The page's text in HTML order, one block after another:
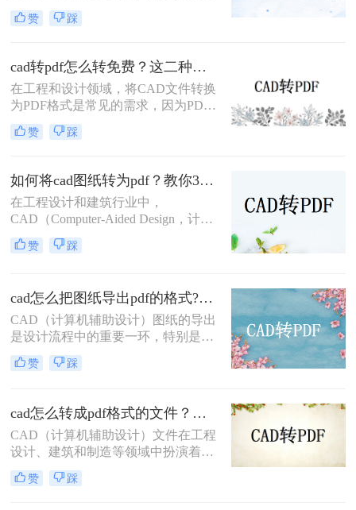
工程师在日常工作中经常遇到的需
求。PDF格式因其良好的兼容性和易
作伙伴交流的理想选择。那么cad转换
pdf怎么转换呢？本文将介绍两种将
CAD文件转换为PDF的高效方法。
赞 踩
cad转pdf怎么转免费？这二种转换方法帮你解决！
在工程和设计领域，将CAD文件转换
为PDF格式是常见的需求，因为PDF
格式便于查看、分享和打印。那么cad
转pdf怎么转免费呢？本文将介绍两种
松完成CAD转PDF的任务。
赞 踩
如何将cad图纸转为pdf？教你3种容易学会的方法!
在工程设计和建筑行业中，
CAD（Computer-Aided Design，计算
机辅助设计）图纸的共享和传输是一
项常见的需求。将CAD图纸转换为
那么如何将cad图纸转为pdf呢？本文
将介绍三种将CAD图纸转换为PDF的
方法，帮助您轻松完成这一任务。
赞 踩
cad怎么把图纸导出pdf的格式?了解下这二种转换方法！
CAD（计算机辅助设计）图纸的导出
是设计流程中的重要一环，特别是在
需要将设计成果与他人共享或进行打
印时，PDF格式因其跨平台兼容性和
把图纸导出pdf的格式呢？本文将介绍
两种将CAD图纸导出为PDF格式的方
法。
赞 踩
cad怎么转成pdf格式的文件？分享二种实用转换方法！
CAD（计算机辅助设计）文件在工程
设计、建筑和制造等领域中扮演着至
关重要的角色。然而，有时需要将
CAD文件转换为PDF格式以便于共
赞 踩